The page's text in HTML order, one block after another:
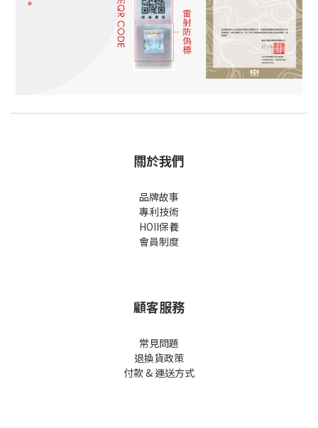
關於我們
品牌故事
專利技術
HOII保養
會員制度
顧客服務
常見問題
退換貨政策
付款 & 運送方式